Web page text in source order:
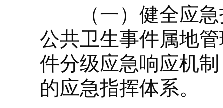
（一）健全应急
公共卫生事件属地
件分级应急响应机
的应急指挥体系。